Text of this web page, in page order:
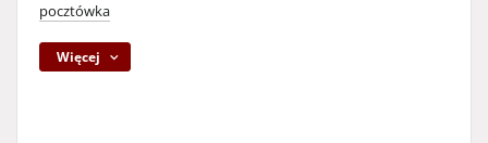
pocztówka
Więcej